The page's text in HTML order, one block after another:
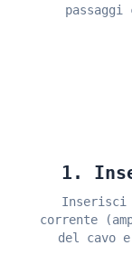
1.
Inserisci
corrente
del cavo